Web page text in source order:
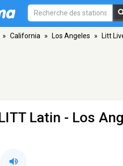
» California » Los Angeles » Litt
Latin - Los